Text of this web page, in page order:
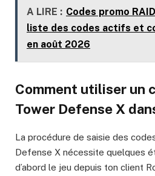
A LIRE : Codes promo
liste des codes actifs et
en août 2026
Comment utiliser un
Tower Defense X
La procédure de saisie des
Defense X nécessite quelques
d’abord le jeu depuis ton client